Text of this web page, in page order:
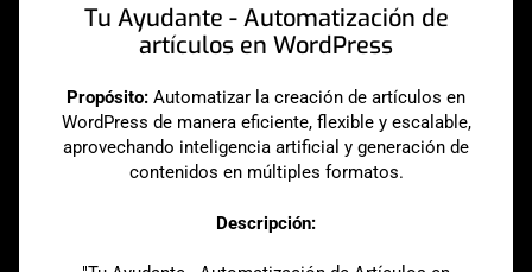
Tu Ayudante - Automatización de
artículos en WordPress
Propósito: Automatizar la creación de artículos en
WordPress de manera eficiente, flexible y escalable,
aprovechando inteligencia artificial y generación de
contenidos en múltiples formatos.
Descripción: